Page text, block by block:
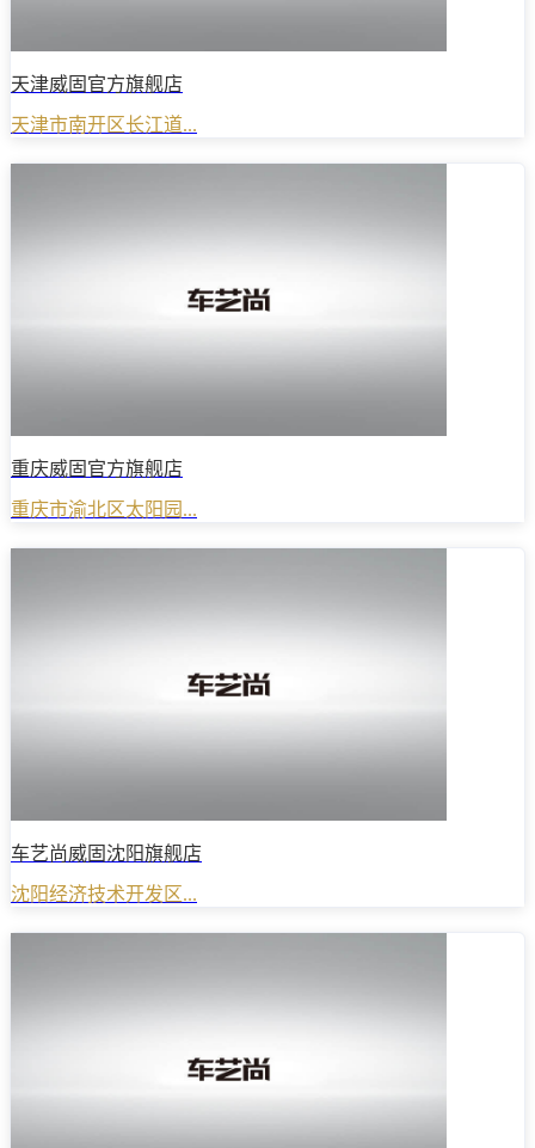
天津威固官方旗舰店
天津市南开区长江道...
重庆威固官方旗舰店
重庆市渝北区太阳园...
车艺尚威固沈阳旗舰店
沈阳经济技术开发区...